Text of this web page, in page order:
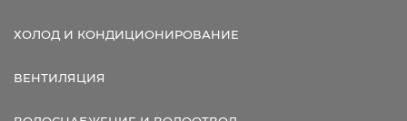
ХОЛОД И КОНДИЦИОНИРОВАНИЕ
ВЕНТИЛЯЦИЯ